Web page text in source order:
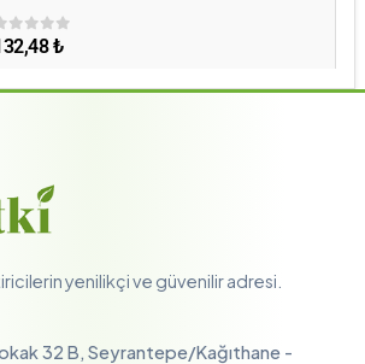
5 üzerinden
₺
yenilikçi ve güvenilir adresi.
32 B, Seyrantepe/Kağıthane -